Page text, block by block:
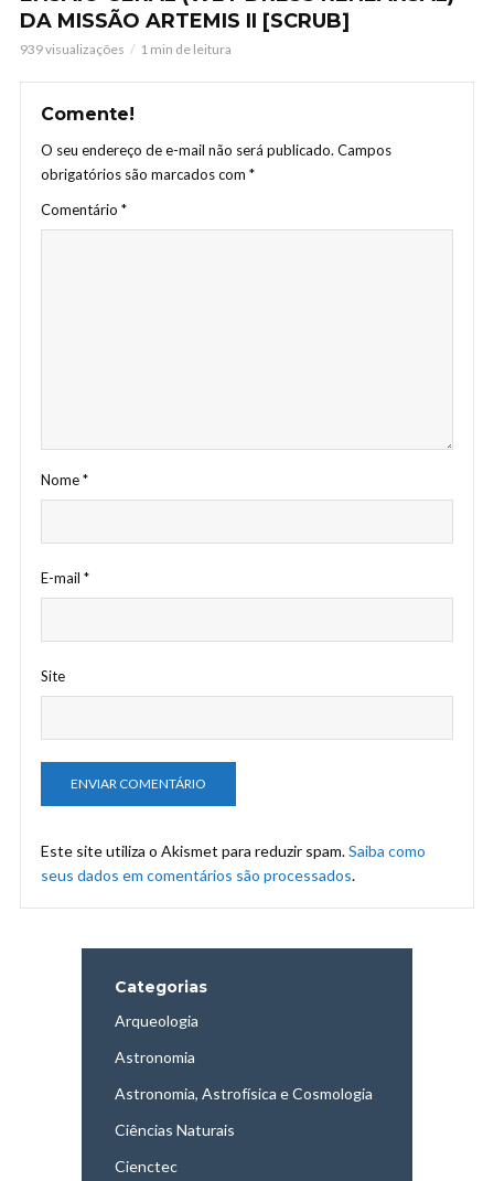
DA MISSÃO ARTEMIS II [SCRUB]
939 visualizações 1 min de leitura
Comente!
O seu endereço de e-mail não será publicado. Campos
obrigatórios são marcados com *
Comentário *
Nome*
E-mail *
Site
Este site utiliza o Akismet para reduzir spam.Saiba como
seus dados em comentários são processados.
Categorias
Arqueologia
Astronomia
Astronomia, Astrofísica e Cosmologia
Ciências Naturais
Cienctec